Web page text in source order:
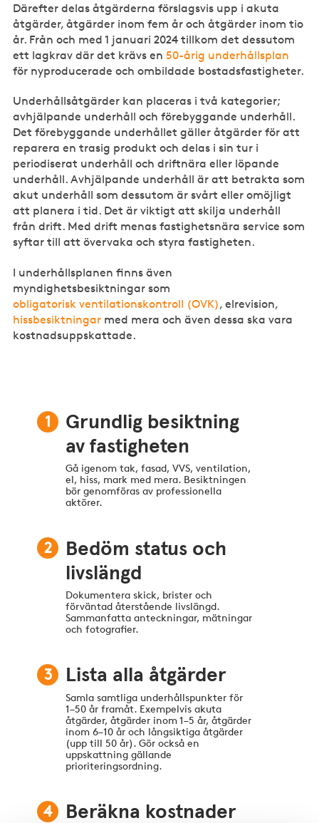
Därefter delas åtgärderna förslagsvis upp i akuta
åtgärder, åtgärder inom fem år och åtgärder inom tio
år. Från och med 1 januari 2024 tillkom det dessutom
ett lagkrav där det krävs en50-årig underhållsplan
för nyproducerade och ombildade bostadsfastigheter.
Underhållsåtgärder kan placeras i två kategorier;
avhjälpande underhåll och förebyggande underhåll.
Det förebyggande underhållet gäller åtgärder för att
reparera en trasig produkt och delas i sin tur i
periodiserat underhåll och driftnära eller löpande
underhåll. Avhjälpande underhåll är att betrakta som
akut underhåll som dessutom är svårt eller omöjligt
att planera i tid. Det är viktigt att skilja underhåll
från drift. Med drift menas fastighetsnära service som
syftar till att övervaka och styra fastigheten.
I underhållsplanen finns även
myndighetsbesiktningar som
obligatorisk ventilationskontroll (OVK), elrevision,
hissbesiktningar med mera och även dessa ska vara
kostnadsuppskattade.
1
Grundlig besiktning
av fastigheten
Gå igenom tak, fasad, VVS, ventilation,
el, hiss, mark med mera. Besiktningen
bör genomföras av professionella
aktörer.
2
Bedöm status och
livslängd
Dokumentera skick, brister och
förväntad återstående livslängd.
Sammanfatta anteckningar, mätningar
och fotografier.
3 Lista alla åtgärder
Samla samtliga underhållspunkter för
1–50 år framåt. Exempelvis akuta
åtgärder, åtgärder inom 1–5 år, åtgärder
inom 6–10 år och långsiktiga åtgärder
(upp till 50 år). Gör också en
uppskattning gällande
prioriteringsordning.
4 Beräkna kostnader